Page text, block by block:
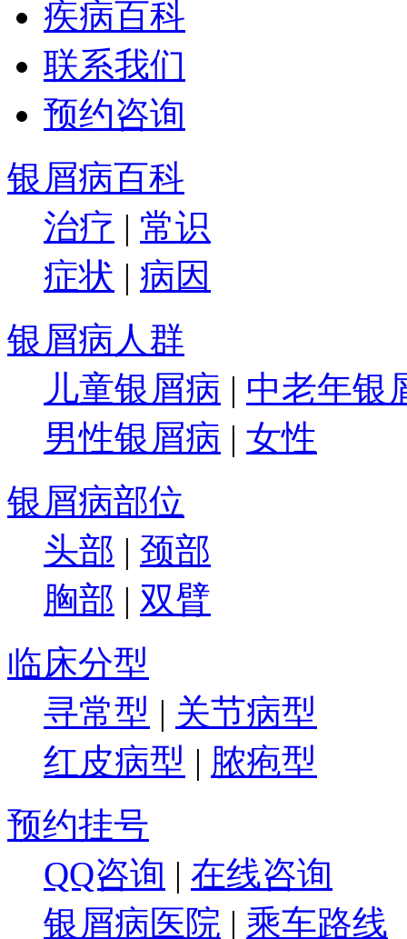
疾病百科
联系我们
预约咨询
银屑病百科
治疗 | 常识
症状 | 病因
银屑病人群
儿童银屑病 | 中老年银
男性银屑病 | 女性
银屑病部位
头部 | 颈部
胸部 | 双臂
临床分型
寻常型 | 关节病型
红皮病型 | 脓疱型
预约挂号
QQ咨询 | 在线咨询
银屑病医院 | 乘车路线